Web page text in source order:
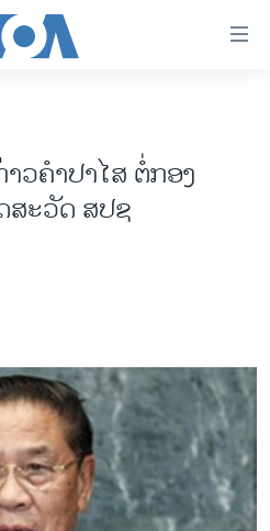
ະລັດ 2024
ວຄຳປາໄສ ຕໍ່ກອງ
ະວັດ ສປຊ